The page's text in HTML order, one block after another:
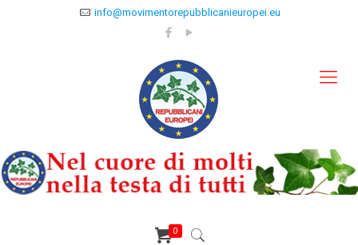
info@movimentorepubblicanieuropei.eu
0